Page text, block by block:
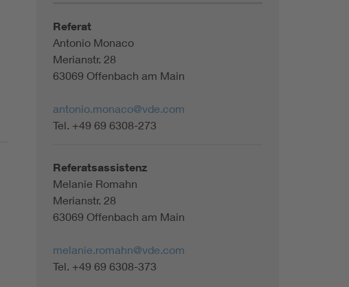
Referat
Antonio Monaco
Merianstr. 28
63069 Offenbach am Main
antonio.monaco@vde.com
Tel. +49 69 6308-273
Referatsassistenz
Melanie Romahn
Merianstr. 28
63069 Offenbach am Main
melanie.romahn@vde.com
Tel. +49 69 6308-373